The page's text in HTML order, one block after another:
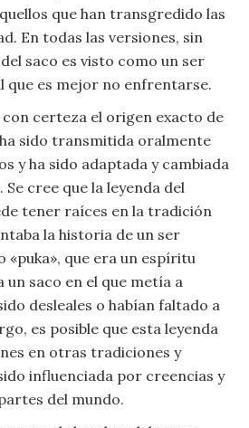
que han transgredido las
En todas las versiones, sin
saco es visto como un ser
que es mejor no enfrentarse.
certeza el origen exacto de
sido transmitida oralmente
y ha sido adaptada y cambiada
cree que la leyenda del
tener raíces en la tradición
la historia de un ser
«puka», que era un espíritu
un saco en el que metía a
desleales o habían faltado a
es posible que esta leyenda
en otras tradiciones y
influenciada por creencias y
del mundo.